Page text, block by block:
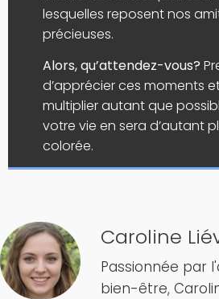
lesquelles reposent nos
précieuses.
Alors, qu’attendez-vous?
d’apprécier ces moments
multiplier autant que
votre vie en sera d’autant
colorée.
Caroline
Passionnée par
bien-être,